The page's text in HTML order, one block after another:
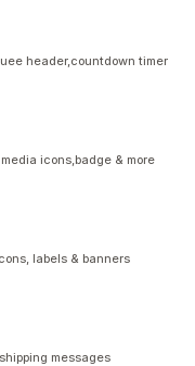
header,countdown timer
icons,badge & more
labels & banners
messages